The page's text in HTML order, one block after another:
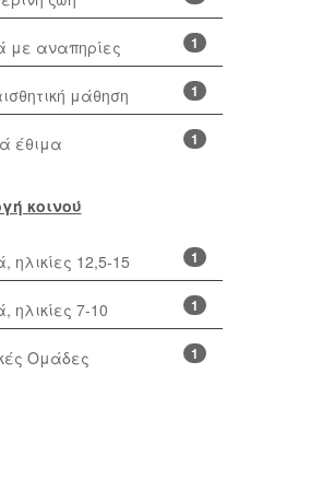
1
με αναπηρίες
1
μάθηση
1
έθιμα
κοινού
1
ηλικίες 12,5-15
1
ηλικίες 7-10
1
Ομάδες